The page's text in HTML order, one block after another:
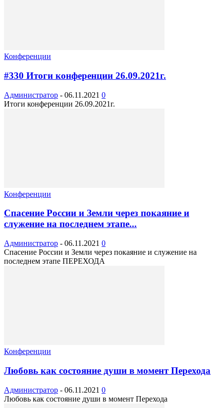
Конференции
#330 Итоги конференции 26.09.2021г.
Администратор - 06.11.2021 0
Итоги конференции 26.09.2021г.
Конференции
Спасение России и Земли через покаяние и
служение на последнем этапе...
Администратор - 06.11.2021 0
Спасение России и Земли через покаяние и служение на
последнем этапе ПЕРЕХОДА
Конференции
Любовь как состояние души в момент Перехода
Администратор - 06.11.2021 0
Любовь как состояние души в момент Перехода